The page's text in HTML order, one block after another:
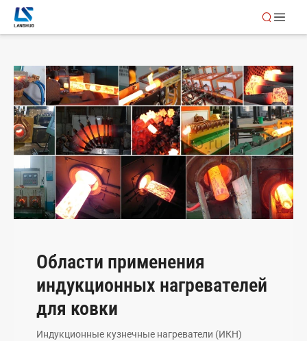
Области применения
индукционных нагревателей
для ковки
Индукционные кузнечные нагреватели (ИКН)